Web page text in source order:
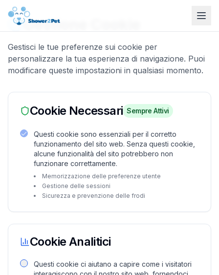
Gestione Cookie
Gestisci le tue preferenze sui cookie per
personalizzare la tua esperienza di navigazione. Puoi
modificare queste impostazioni in qualsiasi momento.
Cookie Necessari Sempre Attivi
Questi cookie sono essenziali per il corretto
funzionamento del sito web. Senza questi cookie,
alcune funzionalità del sito potrebbero non
funzionare correttamente.
Memorizzazione delle preferenze utente
Gestione delle sessioni
Sicurezza e prevenzione delle frodi
Cookie Analitici
Questi cookie ci aiutano a capire come i visitatori